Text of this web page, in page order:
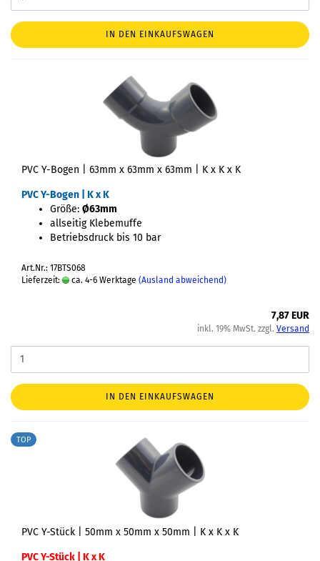
IN DEN EINKAUFSWAGEN
PVC Y-Bogen | 63mm x 63mm x 63mm | K x K x K
PVC Y-Bogen | K x K
Größe: Ø63mm
allseitig Klebemuffe
Betriebsdruck bis 10 bar
Art.Nr.: 17BTS068
Lieferzeit:
ca. 4-6 Werktage (Ausland abweichend)
7,87 EUR
inkl. 19% MwSt. zzgl. Versand
IN DEN EINKAUFSWAGEN
TOP
PVC Y-Stück | 50mm x 50mm x 50mm | K x K x K
PVC Y-Stück | K x K